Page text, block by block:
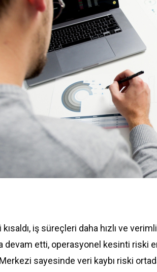
iş süreçleri daha hızlı ve
devam etti, operasyonel kesinti riski
sayesinde veri kaybı riski